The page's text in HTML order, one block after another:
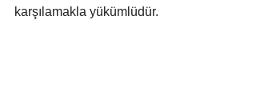
karşılamakla yükümlüdür.